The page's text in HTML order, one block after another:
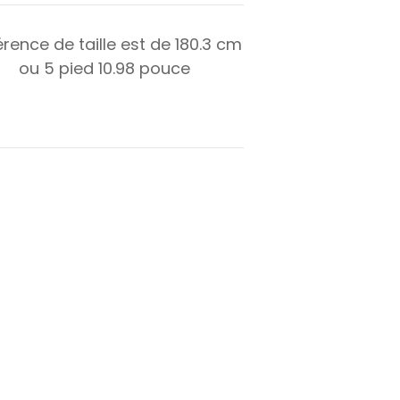
de taille est de180.3 cm
ou 5 pied10.98 pouce